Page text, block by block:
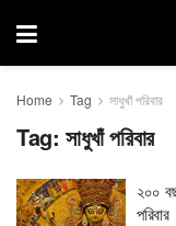
Home Tag সাধুখাঁ পরিবার
Tag: সাধুখাঁ পরিবার
২০০
পরিবার